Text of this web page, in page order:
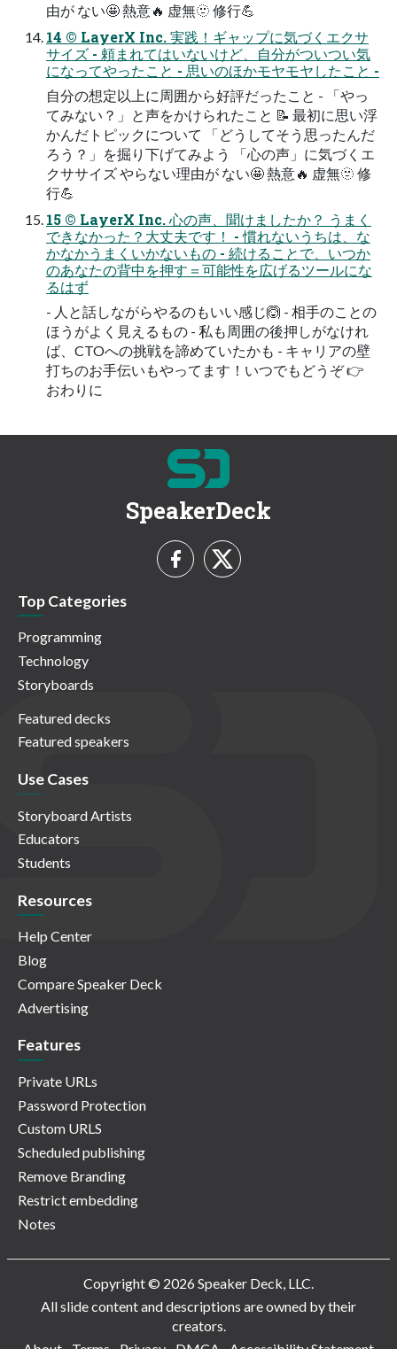
由が ない🤩 熱意🔥 虚無🫥 修⾏💪
14 © LayerX Inc. 実践！ギャップに気づくエクサ
サイズ - 頼まれてはいないけど、⾃分がついつい気
になってやったこと - 思いのほかモヤモヤしたこと -
⾃分の想定以上に周囲から好評だったこと - 「やっ
てみない？」と声をかけられたこと 📝 最初に思い浮
かんだトピックについて 「どうしてそう思ったんだ
ろう？」を掘り下げてみよう 「⼼の声」に気づくエ
クササイズ やらない理由が ない🤩 熱意🔥 虚無🫥 修
⾏💪
15 © LayerX Inc. ⼼の声、聞けましたか？ うまく
できなかった？⼤丈夫です！ - 慣れないうちは、な
かなかうまくいかないもの - 続けることで、いつか
のあなたの背中を押す＝可能性を広げるツールにな
るはず
- ⼈と話しながらやるのもいい感じ🙆 - 相⼿のことの
ほうがよく⾒えるもの - 私も周囲の後押しがなけれ
ば、CTOへの挑戦を諦めていたかも - キャリアの壁
打ちのお⼿伝いもやってます！いつでもどうぞ 👉
おわりに
SpeakerDeck
Top Categories
Programming
Technology
Storyboards
Featured decks
Featured speakers
Use Cases
Storyboard Artists
Educators
Students
Resources
Help Center
Blog
Compare Speaker Deck
Advertising
Features
Private URLs
Password Protection
Custom URLS
Scheduled publishing
Remove Branding
Restrict embedding
Notes
Copyright © 2026 Speaker Deck, LLC.
All slide content and descriptions are owned by their
creators.